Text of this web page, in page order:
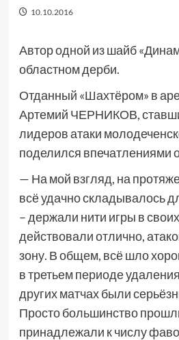
10.10.2016
Автор одной из шайб
областном дерби.
Отданный «Шахтёром» в
Артемий ЧЕРНИКОВ,
лидеров атаки
поделился впечатлениями
— На мой взгляд, на
всё удачно складывалось
– держали нити игры в
действовали отлично,
зону. В общем, всё шло
в третьем периоде
других матчах были
Просто большинство
принадлежали к числу